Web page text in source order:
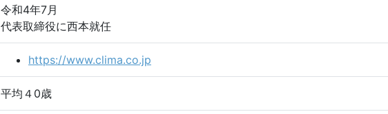
令和4年7月
代表取締役に西本就任
https://www.clima.co.jp
平均４0歳